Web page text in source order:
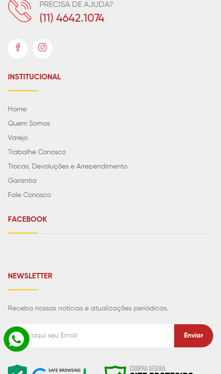
PRECISA DE AJUDA?
(11) 4642.1074
INSTITUCIONAL
Home
Quem Somos
Varejo
Trabalhe Conosco
Trocas, Devoluções e Arrependimento
Garantia
Fale Conosco
FACEBOOK
NEWSLETTER
Receba nossas notícias e atualizações periódicas.
Enviar